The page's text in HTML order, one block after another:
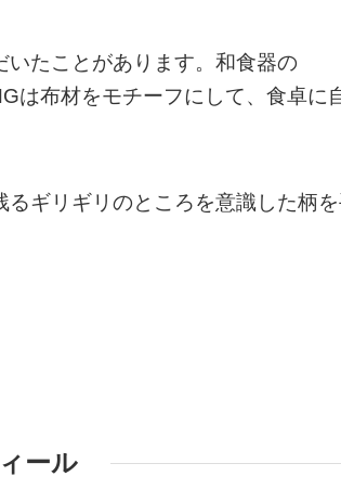
たことがあります。和食器の
は布材をモチーフにして、食卓に
ギリギリのところを意識した柄
ール